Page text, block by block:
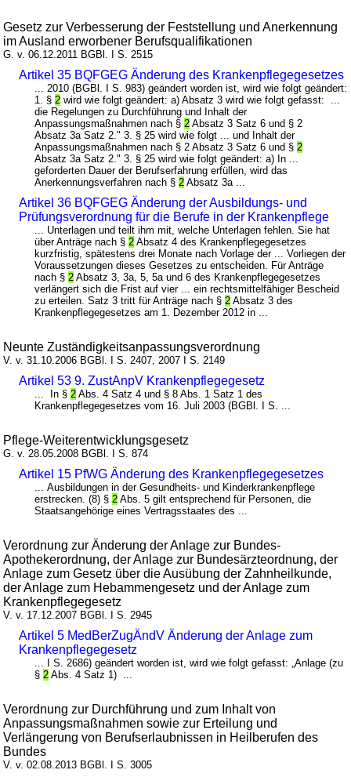
Gesetz zur Verbesserung der Feststellung und Anerkennung
im Ausland erworbener Berufsqualifikationen
G. v. 06.12.2011 BGBl. I S. 2515
Artikel 35 BQFGEG Änderung des Krankenpflegegesetzes
... 2010 (BGBl. I S. 983) geändert worden ist, wird wie folgt geändert:
1. § 2 wird wie folgt geändert: a) Absatz 3 wird wie folgt gefasst: ...
die Regelungen zu Durchführung und Inhalt der
Anpassungsmaßnahmen nach § 2 Absatz 3 Satz 6 und § 2
Absatz 3a Satz 2." 3. § 25 wird wie folgt ... und Inhalt der
Anpassungsmaßnahmen nach § 2 Absatz 3 Satz 6 und § 2
Absatz 3a Satz 2." 3. § 25 wird wie folgt geändert: a) In ...
geforderten Dauer der Berufserfahrung erfüllen, wird das
Anerkennungsverfahren nach § 2 Absatz 3a ...
Artikel 36 BQFGEG Änderung der Ausbildungs- und
Prüfungsverordnung für die Berufe in der Krankenpflege
... Unterlagen und teilt ihm mit, welche Unterlagen fehlen. Sie hat
über Anträge nach § 2 Absatz 4 des Krankenpflegegesetzes
kurzfristig, spätestens drei Monate nach Vorlage der ... Vorliegen der
Voraussetzungen dieses Gesetzes zu entscheiden. Für Anträge
nach § 2 Absatz 3, 3a, 5, 5a und 6 des Krankenpflegegesetzes
verlängert sich die Frist auf vier ... ein rechtsmittelfähiger Bescheid
zu erteilen. Satz 3 tritt für Anträge nach § 2 Absatz 3 des
Krankenpflegegesetzes am 1. Dezember 2012 in ...
Neunte Zuständigkeitsanpassungsverordnung
V. v. 31.10.2006 BGBl. I S. 2407, 2007 I S. 2149
Artikel 53 9. ZustAnpV Krankenpflegegesetz
... In § 2 Abs. 4 Satz 4 und § 8 Abs. 1 Satz 1 des
Krankenpflegegesetzes vom 16. Juli 2003 (BGBl. I S. ...
Pflege-Weiterentwicklungsgesetz
G. v. 28.05.2008 BGBl. I S. 874
Artikel 15 PfWG Änderung des Krankenpflegegesetzes
... Ausbildungen in der Gesundheits- und Kinderkrankenpflege
erstrecken. (8) § 2 Abs. 5 gilt entsprechend für Personen, die
Staatsangehörige eines Vertragsstaates des ...
Verordnung zur Änderung der Anlage zur Bundes-
Apothekerordnung, der Anlage zur Bundesärzteordnung, der
Anlage zum Gesetz über die Ausübung der Zahnheilkunde,
der Anlage zum Hebammengesetz und der Anlage zum
Krankenpflegegesetz
V. v. 17.12.2007 BGBl. I S. 2945
Artikel 5 MedBerZugÄndV Änderung der Anlage zum
Krankenpflegegesetz
... I S. 2686) geändert worden ist, wird wie folgt gefasst: „Anlage (zu
§ 2 Abs. 4 Satz 1) ...
Verordnung zur Durchführung und zum Inhalt von
Anpassungsmaßnahmen sowie zur Erteilung und
Verlängerung von Berufserlaubnissen in Heilberufen des
Bundes
V. v. 02.08.2013 BGBl. I S. 3005